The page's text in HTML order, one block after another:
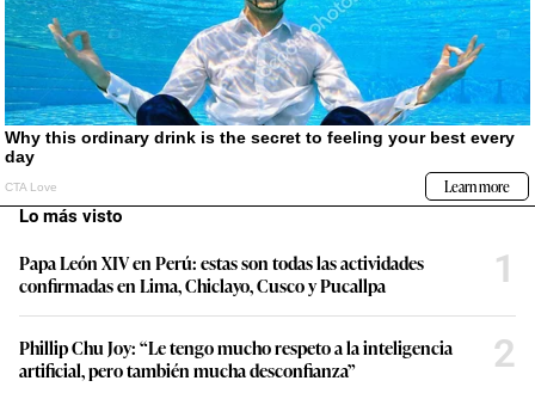
Lo más visto
Papa León XIV en Perú: estas son todas las actividades
confirmadas en Lima, Chiclayo, Cusco y Pucallpa
1
Phillip Chu Joy: “Le tengo mucho respeto a la inteligencia
artificial, pero también mucha desconfianza”
2